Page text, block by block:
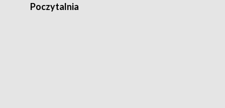
Poczytalnia